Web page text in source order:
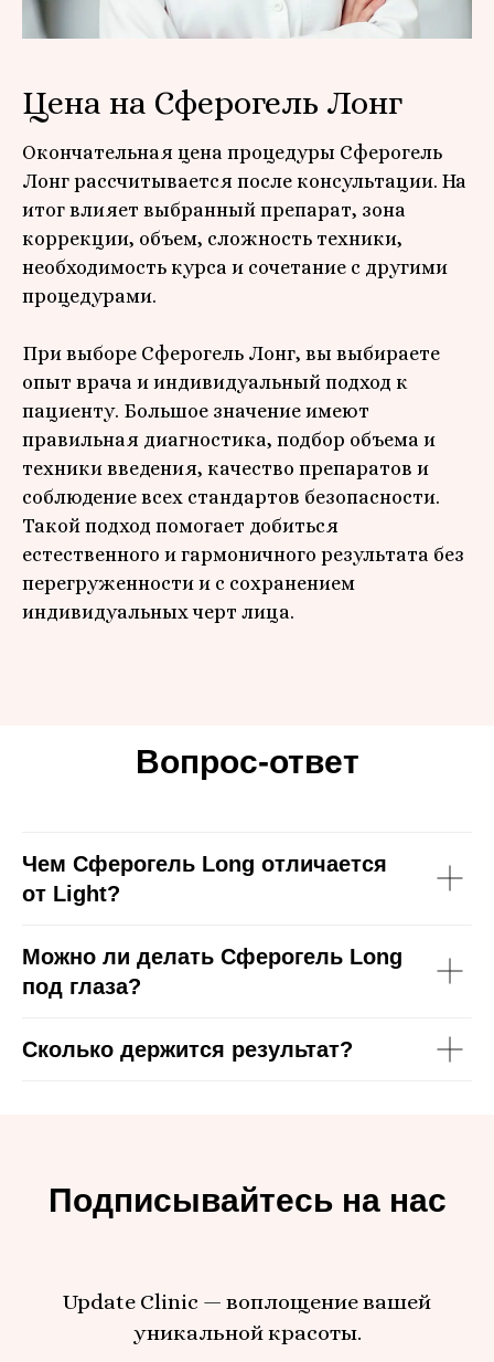
Цена на Сферогель Лонг
Окончательная цена процедуры Сферогель
Лонг рассчитывается после консультации. На
итог влияет выбранный препарат, зона
коррекции, объем, сложность техники,
необходимость курса и сочетание с другими
процедурами.
При выборе Сферогель Лонг, вы выбираете
опыт врача и индивидуальный подход к
пациенту. Большое значение имеют
правильная диагностика, подбор объема и
техники введения, качество препаратов и
соблюдение всех стандартов безопасности.
Такой подход помогает добиться
естественного и гармоничного результата без
перегруженности и с сохранением
индивидуальных черт лица.
Вопрос-ответ
Чем Сферогель Long отличается
от Light?
Можно ли делать Сферогель Long
под глаза?
Сколько держится результат?
Подписывайтесь на нас
Update Clinic — воплощение вашей
уникальной красоты.